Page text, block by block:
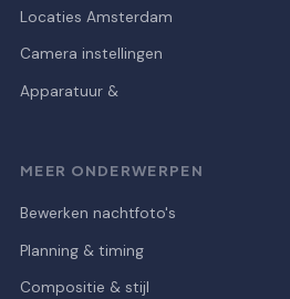
Locaties Amsterdam
Camera instellingen
Apparatuur &
MEER ONDERWERPEN
Bewerken nachtfoto's
Planning & timing
Compositie & stijl